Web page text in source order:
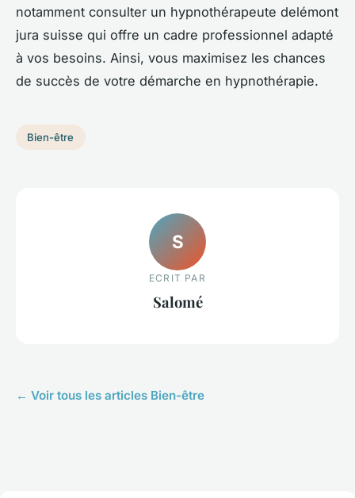
notamment consulter un hypnothérapeute delémont
jura suisse qui offre un cadre professionnel adapté
à vos besoins. Ainsi, vous maximisez les chances
de succès de votre démarche en hypnothérapie.
Bien-être
S
ECRIT PAR
Salomé
← Voir tous les articles Bien-être